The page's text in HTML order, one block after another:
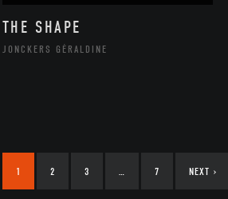
THE SHAPE
JONCKERS GÉRALDINE
1 2 3 … 7 NEXT ›